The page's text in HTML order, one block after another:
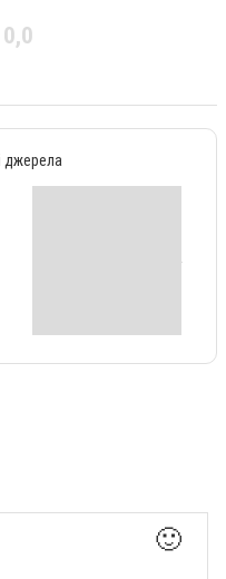
0,0
джерела
🙂